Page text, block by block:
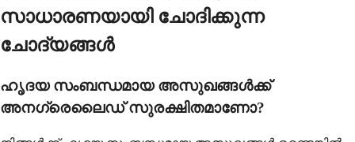
സാധാരണയായി ചോദിക്കുന്ന
ചോദ്യങ്ങൾ
ഹൃദയ സംബന്ധമായ അസുഖങ്ങൾക്ക്
അനഗ്രെലൈഡ് സുരക്ഷിതമാണോ?